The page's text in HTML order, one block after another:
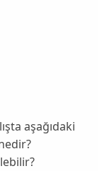
aşağıdaki